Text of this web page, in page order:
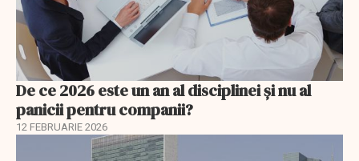
De ce 2026 este un an al disciplinei și nu al
panicii pentru companii?
12 FEBRUARIE 2026